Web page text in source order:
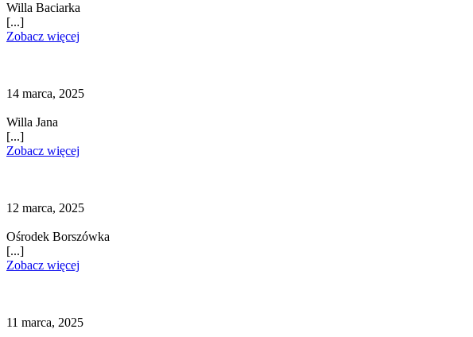
Willa Baciarka
[...]
Zobacz więcej
14 marca, 2025
Willa Jana
[...]
Zobacz więcej
12 marca, 2025
Ośrodek Borszówka
[...]
Zobacz więcej
11 marca, 2025